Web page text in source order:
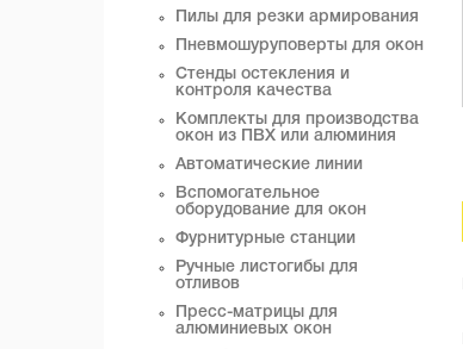
Пилы для резки армирования
Пневмошуруповерты для окон
Стенды остекления и
контроля качества
Комплекты для производства
окон из ПВХ или алюминия
Автоматические линии
Вспомогательное
оборудование для окон
Фурнитурные станции
Ручные листогибы для
отливов
Пресс-матрицы для
алюминиевых окон